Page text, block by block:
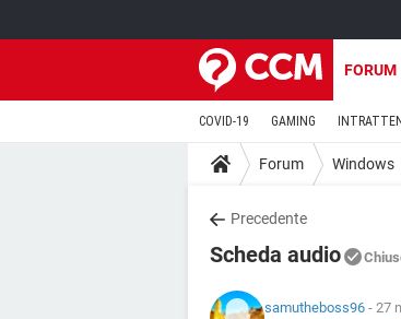
FORUM
COVID-19 GAMING
Forum Windows
Precedente
Scheda audio
samutheboss96 - 27